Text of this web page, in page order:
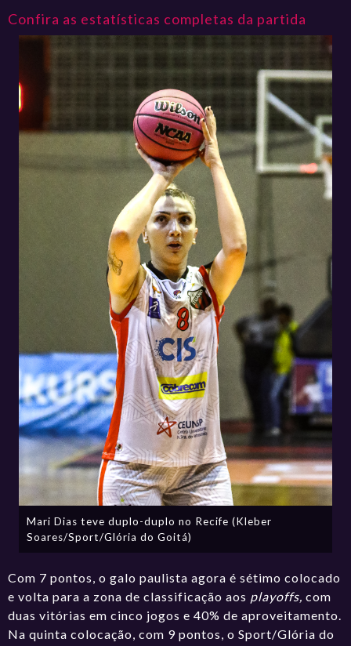
Confira as estatísticas completas da partida
Mari Dias teve duplo-duplo no Recife (Kleber
Soares/Sport/Glória do Goitá)
Com 7 pontos, o galo paulista agora é sétimo colocado
e volta para a zona de classificação aos playoffs, com
duas vitórias em cinco jogos e 40% de aproveitamento.
Na quinta colocação, com 9 pontos, o Sport/Glória do